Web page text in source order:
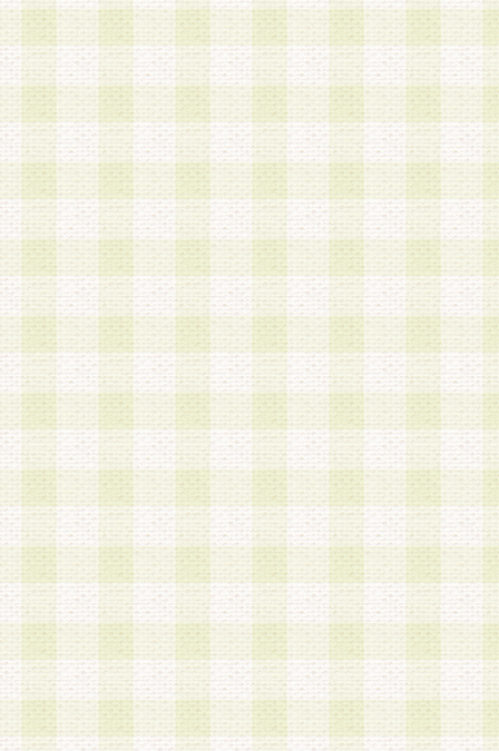
会員情報を本人の承諾なく第三者に開示すること
人を識別できる情報について第三者に開示または
社は事前に会員本人の同意を得るものとします。
3.前項の定めに拘わらず、当社は、以下の目的に
意を 得ることなく、会員個人を識別できる情報
づき選定した委託業者に対して当社の責任におい
できるものとします。な お、当社は、当該委託
契約を締結しこれを遵守させるとともに、本規約
の注意をもって当該情報を使用させるものとし ま
a.本サービスに係る謝礼、景品、調査サンプル品
b.会員からの電話、メール等の問い合わせなどへ
c.モバイルリサーチ、またはグループ形式による
実施もしくは運営
d.その他これらに付随する業務
4.会員は、住所、電話番号その他の登録情報につ
合は、速やかに当社所定の変更手続きを行うもの
5.当社は、必要と認めた場合、会員に対して、電
手段により登録情報の対象者が会員登録者本人で
の内容が正確であること、アンケートの回答内容
うことができるものとます。
6.会員は、会員登録後当社が定期的に行う登録情
して、当社指定の期間内に更新手続きを行うもの
該期間内に更新手続きを行わない場合、その時点
発行したポイントは失効されるものとします。